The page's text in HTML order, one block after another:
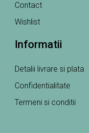
Contact
Wishlist
Informatii
Detalii livrare si plata
Confidentialitate
Termeni si conditii